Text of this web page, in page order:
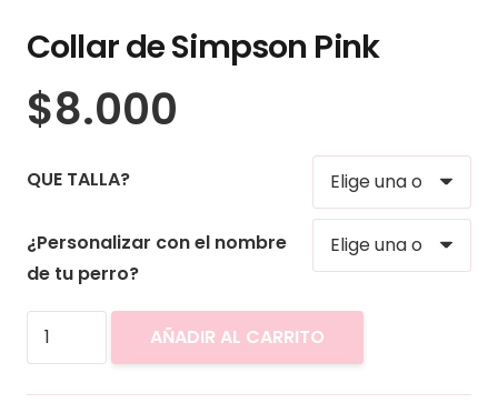
Collar de Simpson Pink
$8.000
QUE TALLA?
¿Personalizar con el nombre
de tu perro?
Collar
de
AÑADIR AL CARRITO